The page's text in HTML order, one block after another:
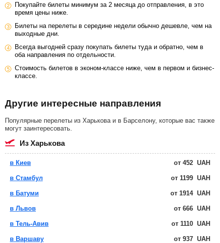
Покупайте билеты минимум за 2 месяца до отправления, в это
время цены ниже.
Билеты на перелеты в середине недели обычно дешевле, чем на
выходные дни.
Всегда выгодней сразу покупать билеты туда и обратно, чем в
оба направления по отдельности.
Стоимость билетов в эконом-классе ниже, чем в первом и бизнес-
классе.
Другие интересные направления
Популярные перелеты из Харькова и в Барселону, которые вас также
могут заинтересовать.
из Харькова
в Киев от 452 UAH
в Стамбул от 1199 UAH
в Батуми от 1914 UAH
в Львов от 666 UAH
в Тель-Авив от 1110 UAH
в Варшаву от 937 UAH